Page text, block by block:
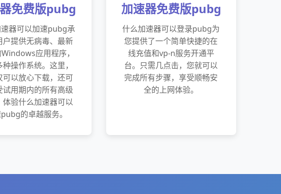
免费版pubg
器可以加速pubg承
户提供无病毒、最新
应用程序，
操作系统。这里，
可以放心下载，还可
试用期内的所有高级
体验什么加速器可以
的卓越服务。
加速器免费版pubg
什么加速器可以登录pubg为
您提供了一个简单快捷的在
线充值和vp-n服务开通平
台。只需几点击，您就可以
完成所有步骤，享受顺畅安
全的上网体验。